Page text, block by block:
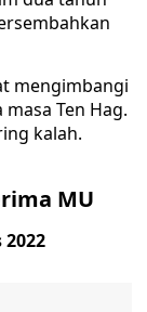
mengimbangi
Ten Hag.
kalah.
MU